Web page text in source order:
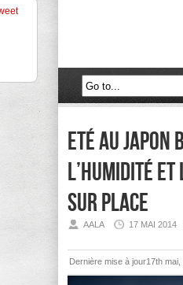
Eté au Japon
l’humidité
sur place
AALA 17 MAI 2014
Dernière mise à jour17th